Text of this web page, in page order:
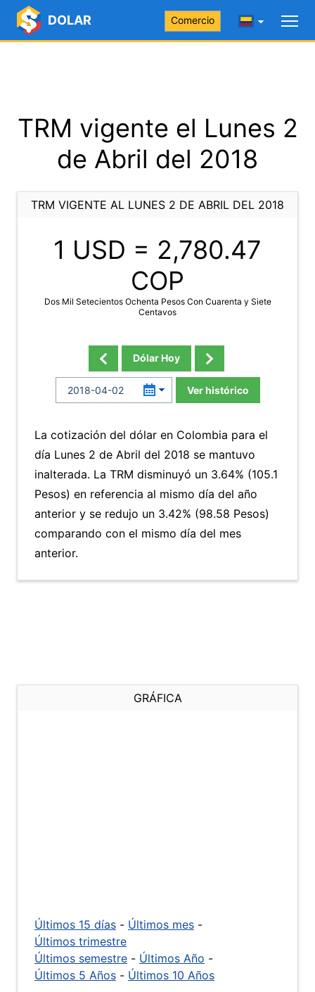
DOLAR Comercio
TRM vigente el Lunes 2
de Abril del 2018
TRM VIGENTE AL LUNES 2 DE ABRIL DEL 2018
1 USD = 2,780.47
COP
Dos Mil Setecientos Ochenta Pesos Con Cuarenta y Siete
Centavos
Dólar Hoy
Ver histórico
La cotización del dólar en Colombia para el
día Lunes 2 de Abril del 2018 se mantuvo
inalterada. La TRM disminuyó un 3.64% (105.1
Pesos) en referencia al mismo día del año
anterior y se redujo un 3.42% (98.58 Pesos)
comparando con el mismo día del mes
anterior.
GRÁFICA
Últimos 15 días - Últimos mes -
Últimos trimestre
Últimos semestre - Últimos Año -
Últimos 5 Años - Últimos 10 Años